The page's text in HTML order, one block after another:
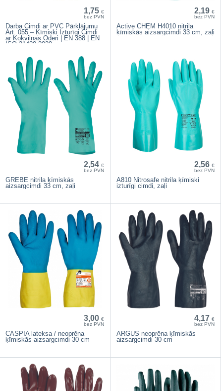
1,75 €
bez PVN
Darba Cimdi ar PVC Pārklājumu
Art. 055 – Ķīmiski Izturīgi Cimdi
ar Kokvilnas Oderi | EN 388 | EN
ISO 21420:2020
2,19 €
bez PVN
Active CHEM H4010 nitrila
ķīmiskās aizsargcimdi 33 cm, zaļi
2,54 €
bez PVN
GREBE nitrila ķīmiskās
aizsargcimdi 33 cm, zaļi
2,56 €
bez PVN
A810 Nitrosafe nitrila ķīmiski
izturīgi cimdi, zaļi
3,00 €
bez PVN
CASPIA lateksa / neoprēna
ķīmiskās aizsargcimdi 30 cm
4,17 €
bez PVN
ARGUS neoprēna ķīmiskās
aizsargcimdi 30 cm